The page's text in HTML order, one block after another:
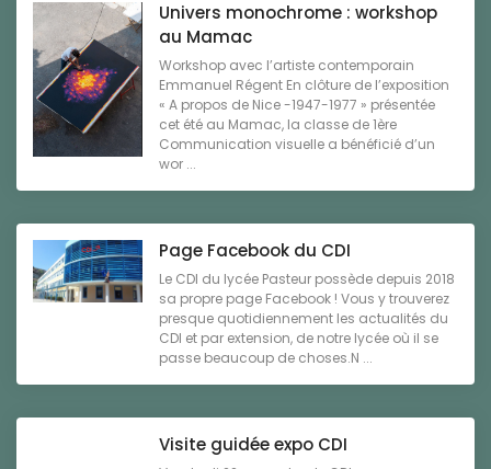
Univers monochrome : workshop
au Mamac
Workshop avec l’artiste contemporain
Emmanuel Régent En clôture de l’exposition
« A propos de Nice -1947-1977 » présentée
cet été au Mamac, la classe de 1ère
Communication visuelle a bénéficié d’un
wor ...
Page Facebook du CDI
Le CDI du lycée Pasteur possède depuis 2018
sa propre page Facebook ! Vous y trouverez
presque quotidiennement les actualités du
CDI et par extension, de notre lycée où il se
passe beaucoup de choses.N ...
Visite guidée expo CDI